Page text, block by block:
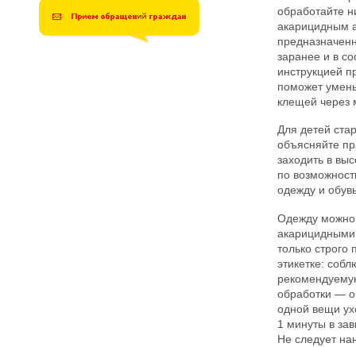
обработайте
акарицидным
заранее и в
инструкцией
поможет
клещей через
Для детей
объясняйте
заходить в
по
одежду и
Одежду можно
только строго
этикетке:
обработки —
одной вещи
1 минуты в
Не следует